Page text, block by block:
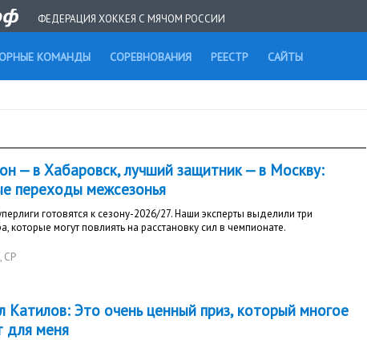
ФЕДЕРАЦИЯ ХОККЕЯ С МЯЧОМ РОССИИ
КОМАНДЫ СОРЕВНОВАНИЯ РЕЕСТР САЙТЫ
— в Хабаровск, лучший защитник — в Москву:
переходы межсезонья
готовятся к сезону-2026/27. Наши эксперты выделили три
которые могут повлиять на расстановку сил в чемпионате.
, СР
Катилов: Это очень ценный приз, который многое
для меня